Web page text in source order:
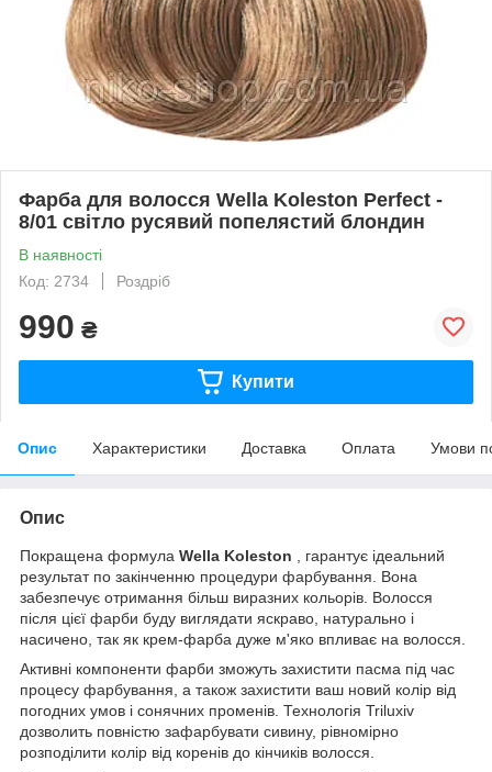
Фарба для волосся Wella Koleston Perfect -
8/01 світло русявий попелястий блондин
В наявності
Код: 2734
Роздріб
990 ₴
Купити
Опис Характеристики Доставка Оплата Умови
Опис
Покращена формула Wella Koleston
, гарантує ідеальний
результат по закінченню процедури фарбування. Вона
забезпечує отримання більш виразних кольорів. Волосся
після цієї фарби буду виглядати яскраво, натурально і
насичено, так як крем-фарба дуже м'яко впливає на волосся.
Активні компоненти фарби зможуть захистити пасма під час
процесу фарбування, а також захистити ваш новий колір від
погодних умов і сонячних променів. Технологія Triluxiv
дозволить повністю зафарбувати сивину, рівномірно
розподілити колір від коренів до кінчиків волосся.